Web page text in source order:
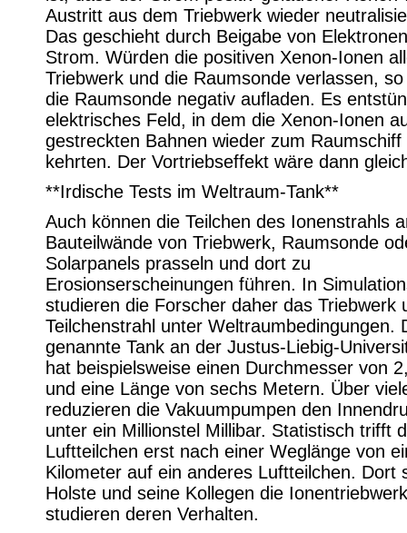
Austritt aus dem Triebwerk wieder
Das geschieht durch Beigabe von
Strom. Würden die positiven Xenon-Ionen
Triebwerk und die Raumsonde verlassen,
die Raumsonde negativ aufladen. Es
elektrisches Feld, in dem die Xenon-Ionen
gestreckten Bahnen wieder zum Raumschiff
kehrten. Der Vortriebseffekt wäre dann
**Irdische Tests im Weltraum-Tank**
Auch können die Teilchen des Ionenstrahls
Bauteilwände von Triebwerk, Raumsonde
Solarpanels prasseln und dort zu
Erosionserscheinungen führen. In
studieren die Forscher daher das Triebwerk
Teilchenstrahl unter Weltraumbedingungen.
genannte Tank an der Justus-Liebig-
hat beispielsweise einen Durchmesser von
und eine Länge von sechs Metern. Über
reduzieren die Vakuumpumpen den
unter ein Millionstel Millibar. Statistisch trifft
Luftteilchen erst nach einer Weglänge von
Kilometer auf ein anderes Luftteilchen. Dort
Holste und seine Kollegen die
studieren deren Verhalten.